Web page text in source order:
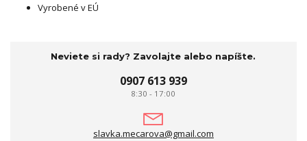
Vyrobené v EÚ
Neviete si rady? Zavolajte alebo napíšte.
0907 613 939
8:30 - 17:00
slavka.mecarova@gmail.com